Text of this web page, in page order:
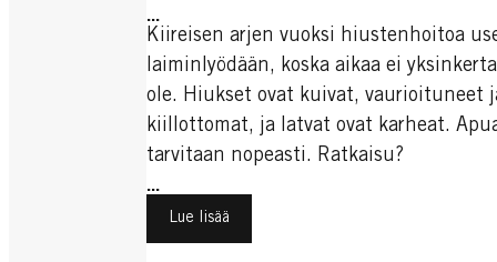
...
Kiireisen arjen vuoksi hiustenhoitoa
laiminlyödään, koska aikaa ei
ole. Hiukset ovat kuivat, vaurioituneet
kiillottomat, ja latvat ovat karheat.
tarvitaan nopeasti. Ratkaisu?
Nopeakäyttöinen tehokosteutus.
Hoitosuihkeet pelastavat tilanteen.
...
Lue lisää